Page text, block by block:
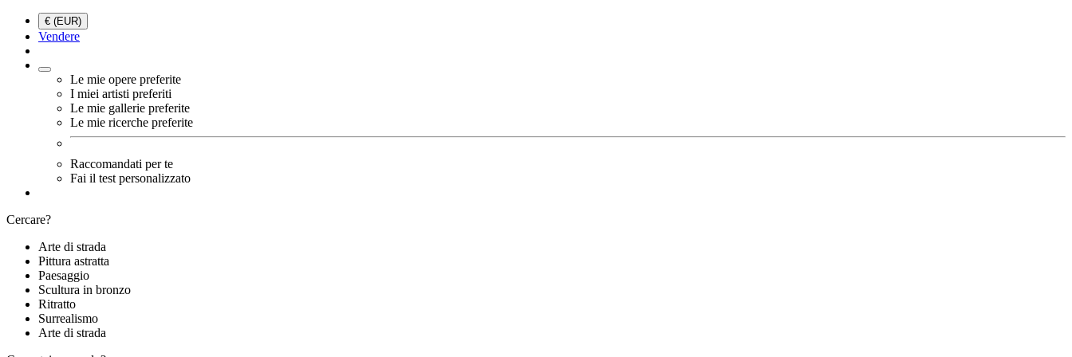
€ (EUR)
Vendere
Le mie opere preferite
I miei artisti preferiti
Le mie gallerie preferite
Le mie ricerche preferite
Raccomandati per te
Fai il test personalizzato
Cercare?
Arte di strada
Pittura astratta
Paesaggio
Scultura in bronzo
Ritratto
Surrealismo
Arte di strada